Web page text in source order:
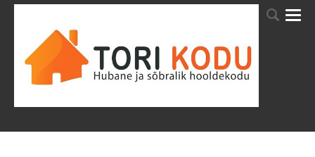
TORI HOOLDEKODU HOOLEKANDETEENUSED VANADEKODU HOOLDEKODU